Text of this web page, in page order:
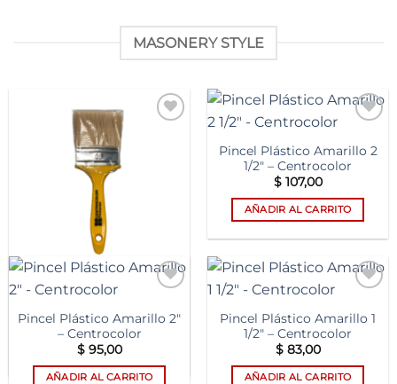
producto
MASONERY STYLE
Pincel Plástico Amarillo 3″
$133,00
AÑADIR AL CARRITO
wishlist
Pincel Plástico Amarillo 2
1/2″ – Centrocolor
$107,00
AÑADIR AL CARRITO
wishlist
Pincel Plástico Amarillo 2″
– Centrocolor
$95,00
AÑADIR AL CARRITO
wishlist
Pincel Plástico Amarillo 1
1/2″ – Centrocolor
$83,00
AÑADIR AL CARRITO